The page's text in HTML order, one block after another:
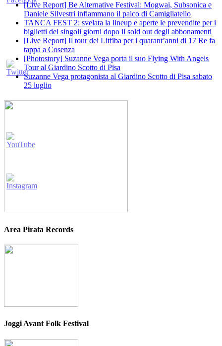
[Live Report] Be Alternative Festival: Mogwai, Subsonica e
Daniele Silvestri infiammano il palco di Camigliatello
TANCA FEST 2: svelata la lineup e aperte le prevendite per i
biglietti dei singoli giorni dopo il sold out degli abbonamenti
[Live Report] Il tour dei Litfiba per i quarant’anni di 17 Re fa
tappa a Cosenza
[Photostory] Suzanne Vega porta il suo Flying With Angels
Tour al Giardino Scotto di Pisa
Suzanne Vega protagonista al Giardino Scotto di Pisa sabato
25 luglio
Area Pirata Records
Joggi Avant Folk Festival